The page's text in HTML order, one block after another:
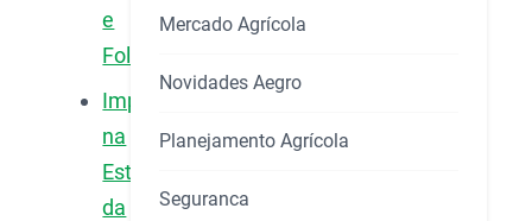
e
Folhas
Impacto
na
Estrutura
da
Mercado Agrícola
Novidades Aegro
Planejamento Agrícola
Seguranca